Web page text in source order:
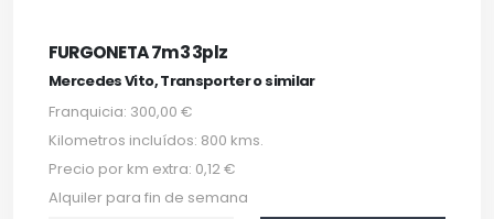
FURGONETA 7m3 3plz
Mercedes Vito, Transporter o similar
Franquicia: 300,00 €
Kilometros incluídos: 800 kms.
Precio por km extra: 0,12 €
Alquiler para fin de semana